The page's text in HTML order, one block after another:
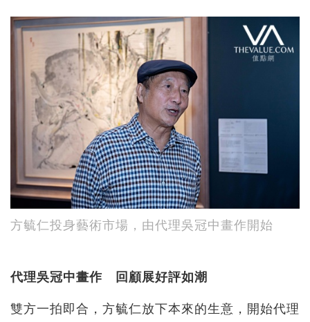
方毓仁投身藝術市場，由代理吳冠中畫作開始
代理吳冠中畫作 回顧展好評如潮
雙方一拍即合，方毓仁放下本來的生意，開始代理